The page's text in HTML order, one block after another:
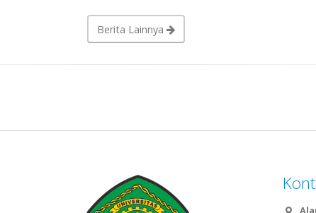
Berita Lainnya